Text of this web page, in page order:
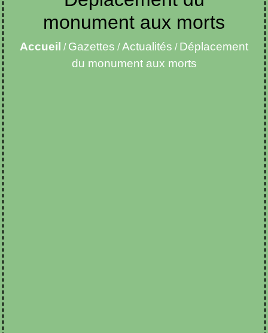
monument aux morts
Accueil / Gazettes /Actualités / Déplacement
du monument aux morts